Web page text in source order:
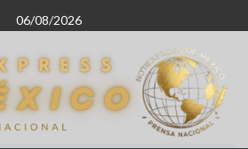
06/08/2026